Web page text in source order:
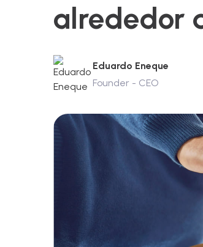
alrededor
Eduardo Eneque
Founder - CEO